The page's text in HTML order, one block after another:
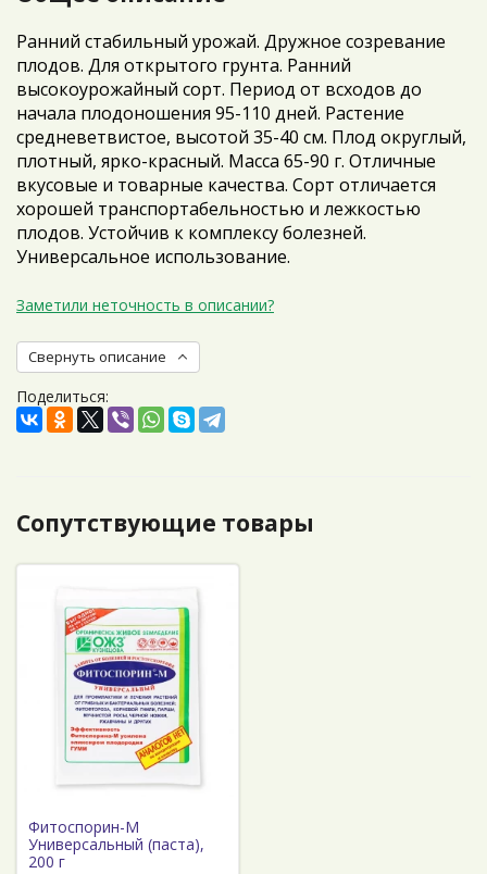
Ранний стабильный урожай. Дружное созревание
плодов. Для открытого грунта. Ранний
высокоурожайный сорт. Период от всходов до
начала плодоношения 95-110 дней. Растение
средневетвистое, высотой 35-40 см. Плод округлый,
плотный, ярко-красный. Масса 65-90 г. Отличные
вкусовые и товарные качества. Сорт отличается
хорошей транспортабельностью и лежкостью
плодов. Устойчив к комплексу болезней.
Универсальное использование.
Заметили неточность в описании?
Свернуть описание
Поделиться:
Сопутствующие товары
Фитоспорин-М
Универсальный (паста),
200 г